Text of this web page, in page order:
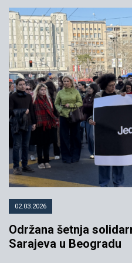
02.03.2026
Održana šetnja
Sarajeva u Beogradu